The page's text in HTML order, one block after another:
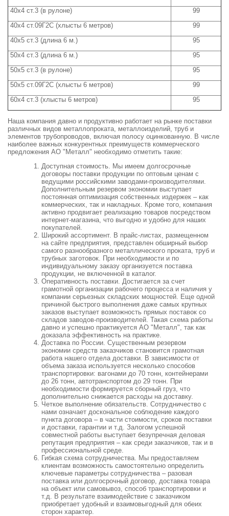
40х4 ст.3 (в рулоне)
99
40х4 ст.09Г2С (хлысты 6 метров)
99
40х5 ст.3 (длина 6 м.)
95
50х4 ст.3 (длина 6 м.)
95
50х5 ст.3 (в рулоне)
95
50х5 ст.09Г2С (хлысты 6 метров)
99
60х4 ст.3 (хлысты 6 метров)
95
Наша компания давно и продуктивно работает на рынке поставки
различных видов металлопроката, металлоизделий, труб и
элементов трубопроводов, включая полосу оцинкованную. В числе
наиболее важных конкурентных преимуществ коммерческого
предложения АО "Металл" необходимо отметить такие:
Доступная стоимость. Мы имеем долгосрочные
договоры поставки продукции по оптовым ценам с
ведущими российскими заводами-производителями.
Дополнительным резервом экономии выступает
постоянная оптимизация собственных издержек – как
коммерческих, так и накладных. Кроме того, компания
активно продвигает реализацию товаров посредством
интернет-магазина, что выгодно и удобно для наших
покупателей.
Широкий ассортимент. В прайс-листах, размещенном
на сайте предприятия, представлен обширный выбор
самого разнообразного металлического проката, труб и
трубных заготовок. При необходимости и по
индивидуальному заказу организуется поставка
продукции, не включенной в каталог.
Оперативность поставки. Достигается за счет
грамотной организации рабочего процесса и наличия у
компании серьезных складских мощностей. Еще одной
причиной быстрого выполнения даже самых крупных
заказов выступает возможность прямых поставок со
складов заводов-производителей. Такая схема работы
давно и успешно практикуется АО "Металл", так как
доказала эффективность на практике.
Доставка по России. Существенным резервом
экономии средств заказчиков становится грамотная
работа нашего отдела доставки. В зависимости от
объема заказа используется несколько способов
транспортировки: вагонами до 70 тонн, контейнерами
до 26 тонн, автотранспортом до 29 тонн. При
необходимости формируется сборный груз, что
дополнительно снижается расходы на доставку.
Четкое выполнение обязательств. Сотрудничество с
нами означает доскональное соблюдение каждого
пункта договора – в части стоимости, сроков поставки
и доставки, гарантии и т.д. Залогом успешной
совместной работы выступает безупречная деловая
репутация предприятия – как среди заказчиков, так и в
профессиональной среде.
Гибкая схема сотрудничества. Мы предоставляем
клиентам возможность самостоятельно определить
ключевые параметры сотрудничества – разовая
поставка или долгосрочный договор, доставка товара
на объект или самовывоз, способ транспортировки и
т.д. В результате взаимодействие с заказчиком
приобретает удобный и взаимовыгодный для обеих
сторон характер.